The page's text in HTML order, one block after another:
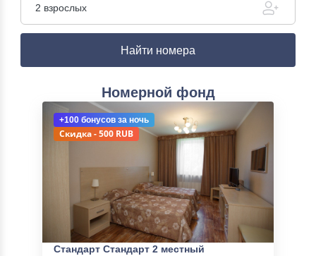
2 взрослых
Найти номера
Номерной фонд
+100 бонусов за ночь
Скидка - 500 RUB
Стандарт Стандарт 2 местный